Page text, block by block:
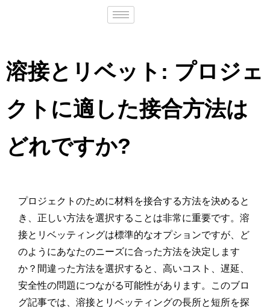
溶接とリベット: プロジェ
クトに適した接合方法は
どれですか?
プロジェクトのために材料を接合する方法を決めると
き、正しい方法を選択することは非常に重要です。溶
接とリベッティングは標準的なオプションですが、ど
のようにあなたのニーズに合った方法を決定します
か？間違った方法を選択すると、高いコスト、遅延、
安全性の問題につながる可能性があります。このブロ
グ記事では、溶接とリベッティングの長所と短所を探